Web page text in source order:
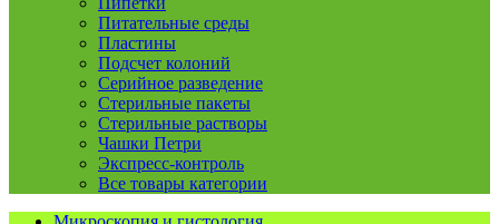
Питательные среды
Пластины
Подсчет колоний
Серийное разведение
Стерильные пакеты
Стерильные растворы
Чашки Петри
Экспресс-контроль
Все товары категории